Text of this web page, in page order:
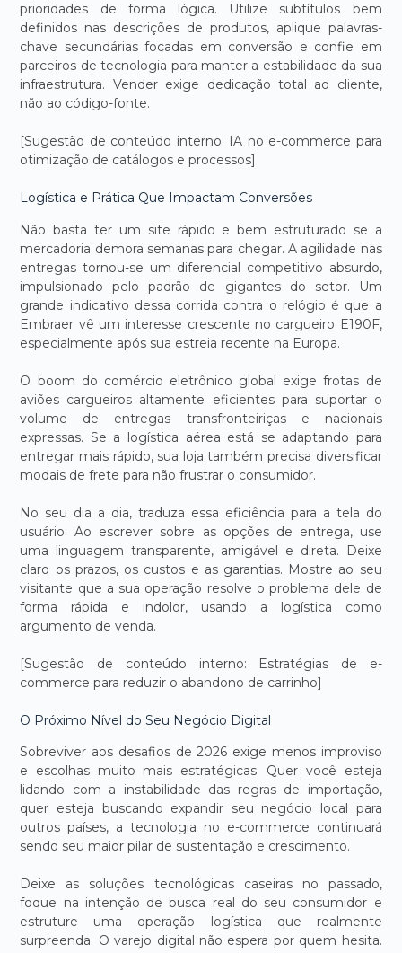
prioridades de forma lógica. Utilize subtítulos bem
definidos nas descrições de produtos, aplique palavras-
chave secundárias focadas em conversão e confie em
parceiros de tecnologia para manter a estabilidade da sua
infraestrutura. Vender exige dedicação total ao cliente,
não ao código-fonte.
[Sugestão de conteúdo interno: IA no e-commerce para
otimização de catálogos e processos]
Logística e Prática Que Impactam Conversões
Não basta ter um site rápido e bem estruturado se a
mercadoria demora semanas para chegar. A agilidade nas
entregas tornou-se um diferencial competitivo absurdo,
impulsionado pelo padrão de gigantes do setor. Um
grande indicativo dessa corrida contra o relógio é que a
Embraer vê um interesse crescente no cargueiro E190F,
especialmente após sua estreia recente na Europa.
O boom do comércio eletrônico global exige frotas de
aviões cargueiros altamente eficientes para suportar o
volume de entregas transfronteiriças e nacionais
expressas. Se a logística aérea está se adaptando para
entregar mais rápido, sua loja também precisa diversificar
modais de frete para não frustrar o consumidor.
No seu dia a dia, traduza essa eficiência para a tela do
usuário. Ao escrever sobre as opções de entrega, use
uma linguagem transparente, amigável e direta. Deixe
claro os prazos, os custos e as garantias. Mostre ao seu
visitante que a sua operação resolve o problema dele de
forma rápida e indolor, usando a logística como
argumento de venda.
[Sugestão de conteúdo interno: Estratégias de e-
commerce para reduzir o abandono de carrinho]
O Próximo Nível do Seu Negócio Digital
Sobreviver aos desafios de 2026 exige menos improviso
e escolhas muito mais estratégicas. Quer você esteja
lidando com a instabilidade das regras de importação,
quer esteja buscando expandir seu negócio local para
outros países, a tecnologia no e-commerce continuará
sendo seu maior pilar de sustentação e crescimento.
Deixe as soluções tecnológicas caseiras no passado,
foque na intenção de busca real do seu consumidor e
estruture uma operação logística que realmente
surpreenda. O varejo digital não espera por quem hesita.